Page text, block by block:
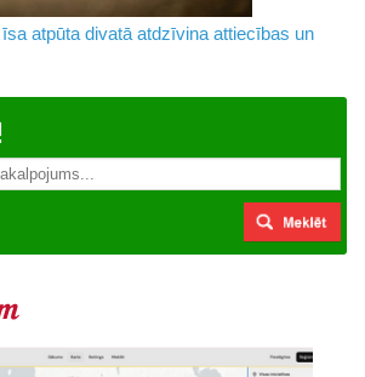
atpūta divatā atdzīvina attiecības un